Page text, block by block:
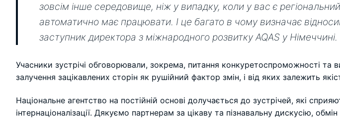
зовсім інше середовище, ніж у випадку, коли у вас є
автоматично має працювати. І це багато в чому визначає
заступник директора з міжнародного розвитку AQAS у Німеччині.
Учасники зустрічі обговорювали, зокрема, питання конкуретоспроможності
залучення зацікавлених сторін як рушійний фактор змін, і від яких залежить
Національне агентство на постійній основі долучається до зустрічей, які
інтернаціоналізації. Дякуємо партнерам за цікаву та пізнавальну дискусію,